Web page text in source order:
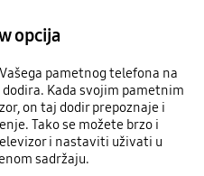
opcija
pametnog telefona na
Kada svojim pametnim
on taj dodir prepoznaje i
Tako se možete brzo i
i nastaviti uživati u
sadržaju.